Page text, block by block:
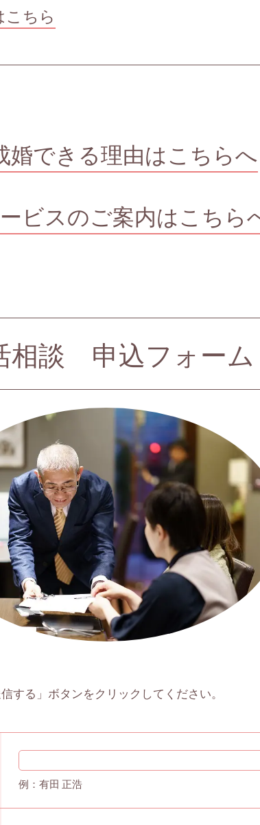
こちら
婚できる理由はこちらへ
ビスのご案内はこちら
相談 申込フォーム
する」ボタンをクリックしてください。
例：有田 正浩